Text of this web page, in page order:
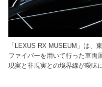
「LEXUS RX MUSEUM」は、
ファイバーを用いて行った車両
現実と非現実との境界線が曖昧